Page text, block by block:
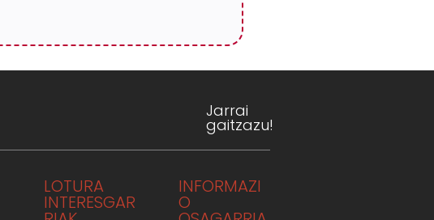
Jarrai
gaitzazu!
LOTURA
INTERESGAR
INFORMAZI
O